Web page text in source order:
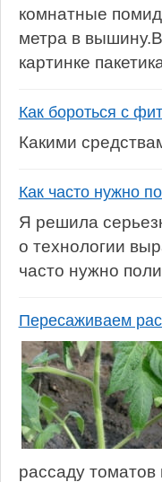
комнатные
метра в
картинке
Как бороться с
Какими
Как часто нужно
Я решила
о технологии
часто нужно
Пересаживаем
рассаду томатов